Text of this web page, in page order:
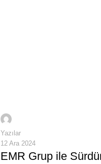
adaptedijital
Yazılar
12 Ara 2024
EMR Grup ile